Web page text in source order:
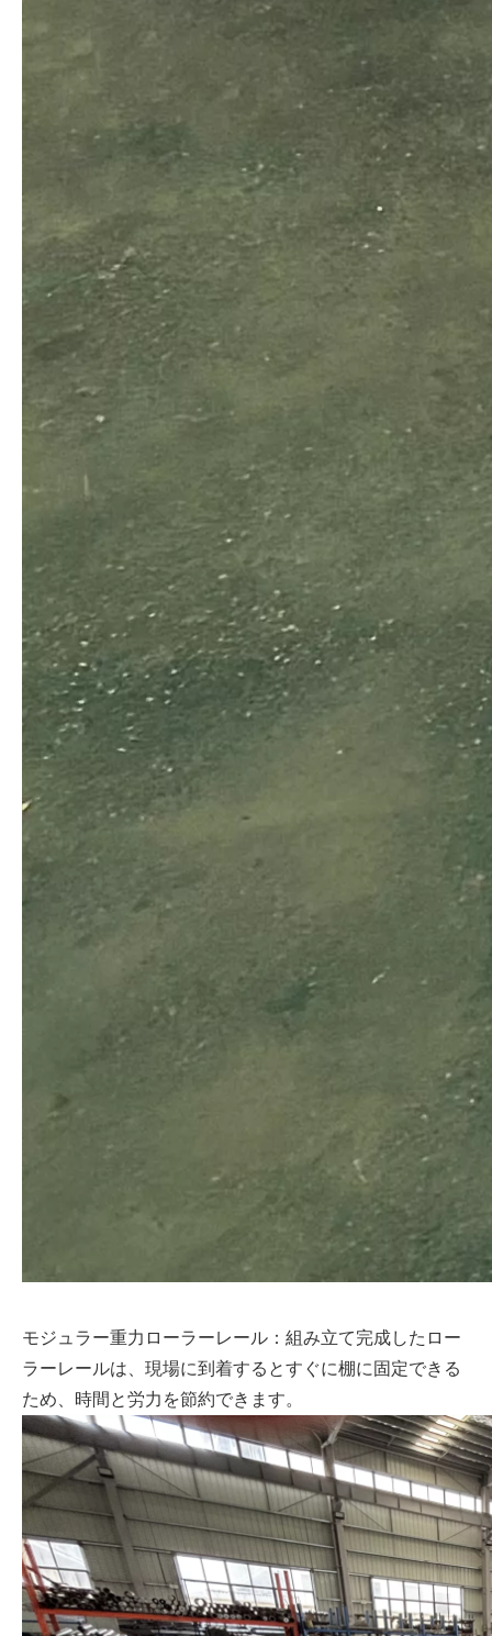
モジュラー重力ローラーレール：組み立て完成したロー
ラーレールは、現場に到着するとすぐに棚に固定できる
ため、時間と労力を節約できます。